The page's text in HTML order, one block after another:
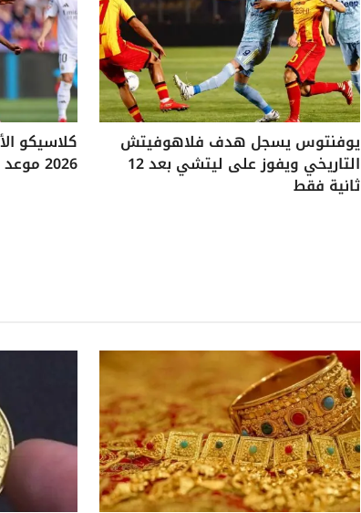
يوفنتوس يسجل هدف فلاهوفيتش
التاريخي ويفوز على ليتشي بعد 12
ثانية فقط
2026 موعد مباراة لا يُفوت